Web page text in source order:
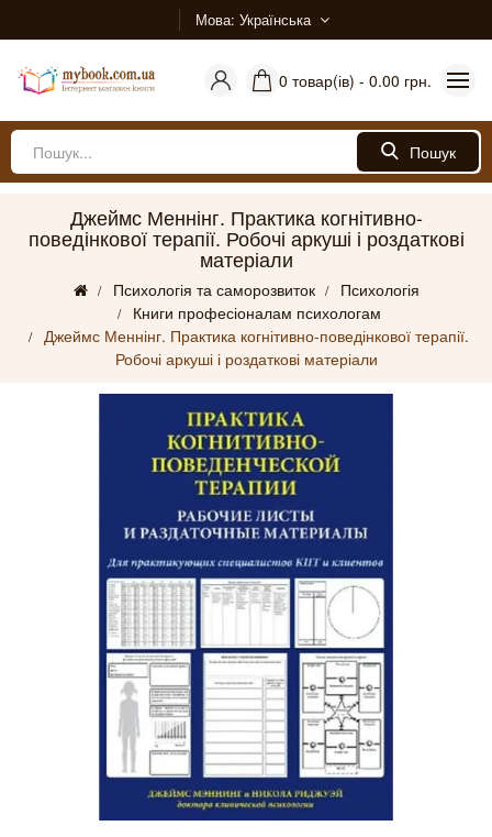
Мова Українська
0 товар(ів) - 0.00 грн.
Пошук
Джеймс Меннінг. Практика когнітивно-
поведінкової терапії. Робочі аркуші і роздаткові
матеріали
Психологія та саморозвиток
Психологія
Книги професіоналам психологам
Джеймс Меннінг. Практика когнітивно-поведінкової терапії.
Робочі аркуші і роздаткові матеріали